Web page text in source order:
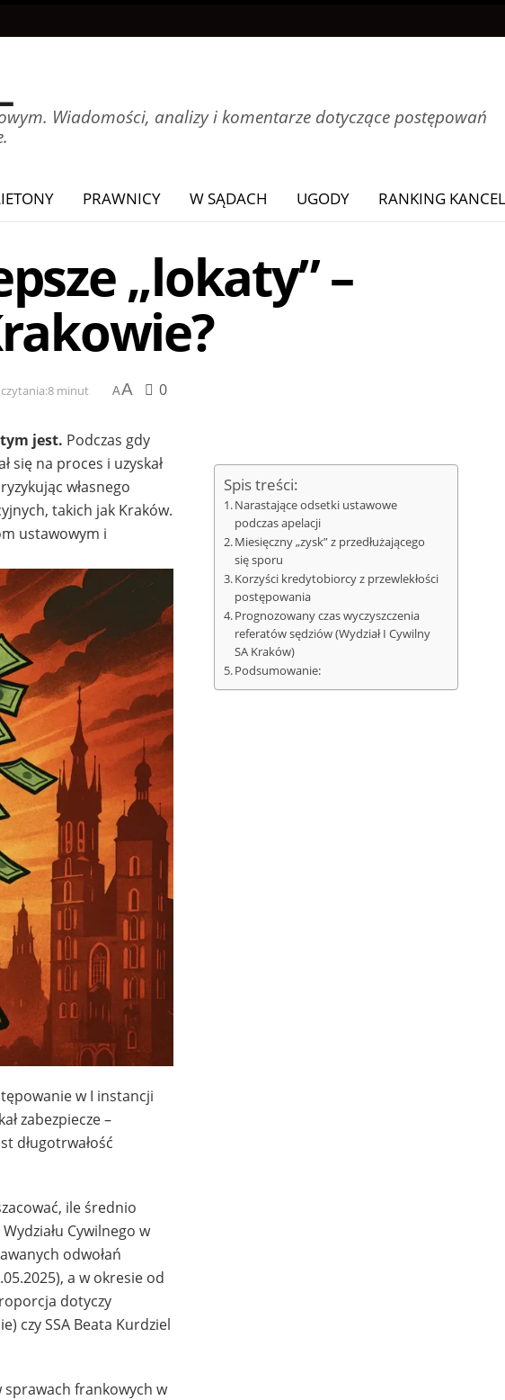
Wiadomości, analizy i komentarze dotyczące postępowań
PRAWNICY W SĄDACH UGODY RANKING
„lokaty” –
czytania:8 minut AA 0
jest. Podczas gdy
się na proces i uzyskał
własnego
takich jak Kraków.
ustawowym i
w I instancji
zabezpiecze –
długotrwałość
ile średnio
Cywilnego w
odwołań
a w okresie od
dotyczy
czy SSA Beata Kurdziel
sprawach frankowych w
Spis treści:
Narastające odsetki ustawowe
podczas apelacji
Miesięczny „zysk” z przedłużającego
się sporu
Korzyści kredytobiorcy z przewlekłości
postępowania
Prognozowany czas wyczyszczenia
referatów sędziów (Wydział I Cywilny
SA Kraków)
Podsumowanie: